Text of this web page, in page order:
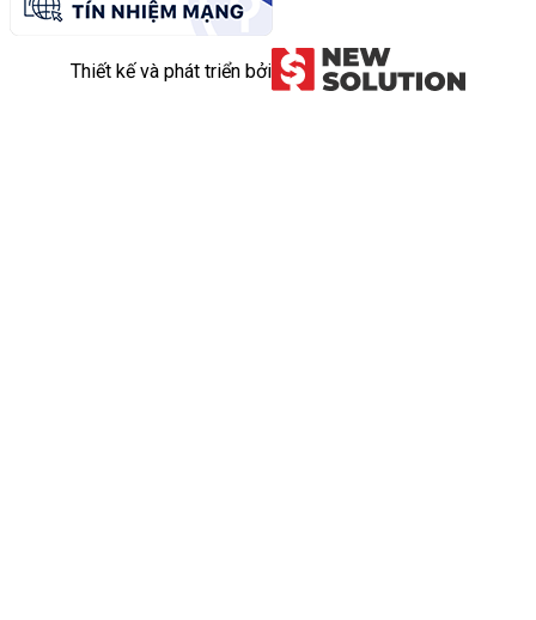
Thiết kế và phát triển bởi